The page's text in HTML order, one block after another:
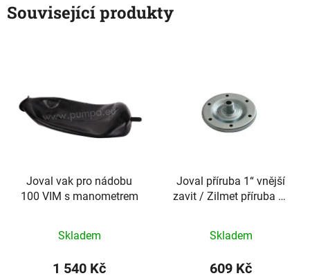
Související produkty
Joval vak pro nádobu
100 VIM s manometrem
Skladem
1 540 Kč
Joval příruba 1“ vnější
zavit / Zilmet příruba 1“
Skladem
609 Kč